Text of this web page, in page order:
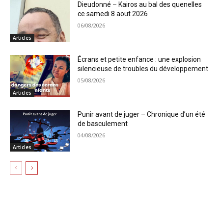
Articles
Dieudonné – Kairos au bal des quenelles
ce samedi 8 aout 2026
06/08/2026
Articles
Écrans et petite enfance : une explosion
silencieuse de troubles du développement
05/08/2026
Articles
Punir avant de juger – Chronique d’un été
de basculement
04/08/2026